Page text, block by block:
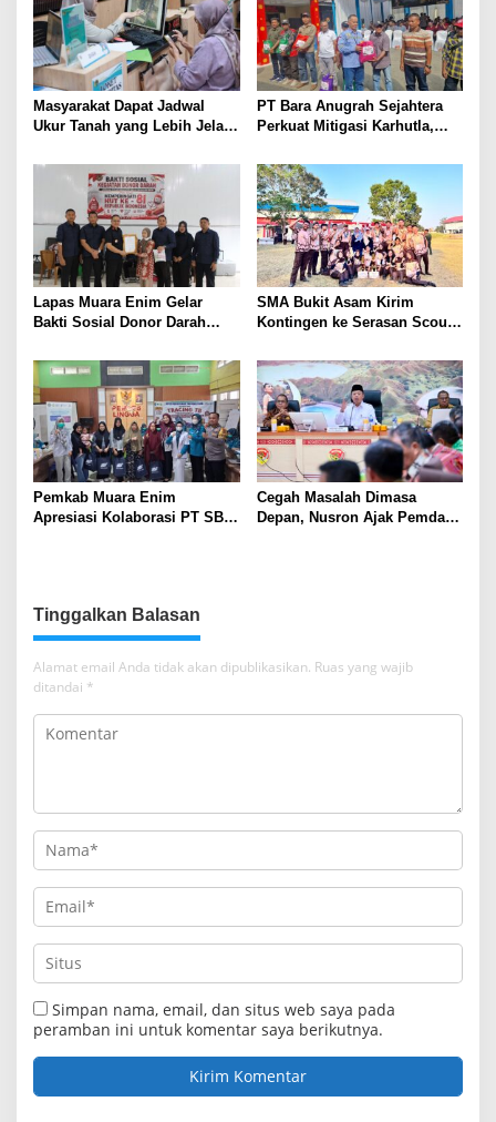
Masyarakat Dapat Jadwal
Ukur Tanah yang Lebih Jelas
Terjadwal
PT Bara Anugrah Sejahtera
Perkuat Mitigasi Karhutla,
Lawang Kidul Edukasi Warga
Lapas Muara Enim Gelar
Bakti Sosial Donor Darah
HUT ke-81 Republik Indonesia
SMA Bukit Asam Kirim
Kontingen ke Serasan Scout
Karakter dan Kepemimpinan
Siswa
Pemkab Muara Enim
Apresiasi Kolaborasi PT SBS
Cegah Masalah Dimasa
Depan, Nusron Ajak Pemda
Tinggalkan Balasan
Alamat email Anda tidak akan dipublikasikan. Ruas yang wajib
ditandai *
Simpan nama, email, dan situs web saya pada
peramban ini untuk komentar saya berikutnya.